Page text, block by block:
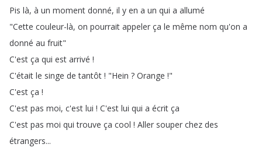
Pis là, à un moment donné, il y en a un qui a allumé
"Cette couleur-là, on pourrait appeler ça le même nom qu'on a
donné au fruit"
C'est ça qui est arrivé !
C'était le singe de tantôt ! "Hein ? Orange !"
C'est ça !
C'est pas moi, c'est lui ! C'est lui qui a écrit ça
C'est pas moi qui trouve ça cool ! Aller souper chez des
étrangers...